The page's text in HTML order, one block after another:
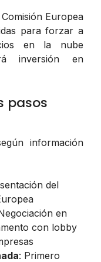
Europea
para forzar a
en la nube
inversión en
pasos
información
del
en
con lobby
: Primero